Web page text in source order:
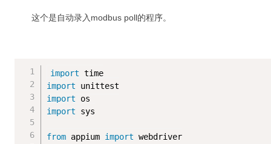
这个是自动录入modbus poll的程序。
import
import
import
import sys
from appium import webdriver